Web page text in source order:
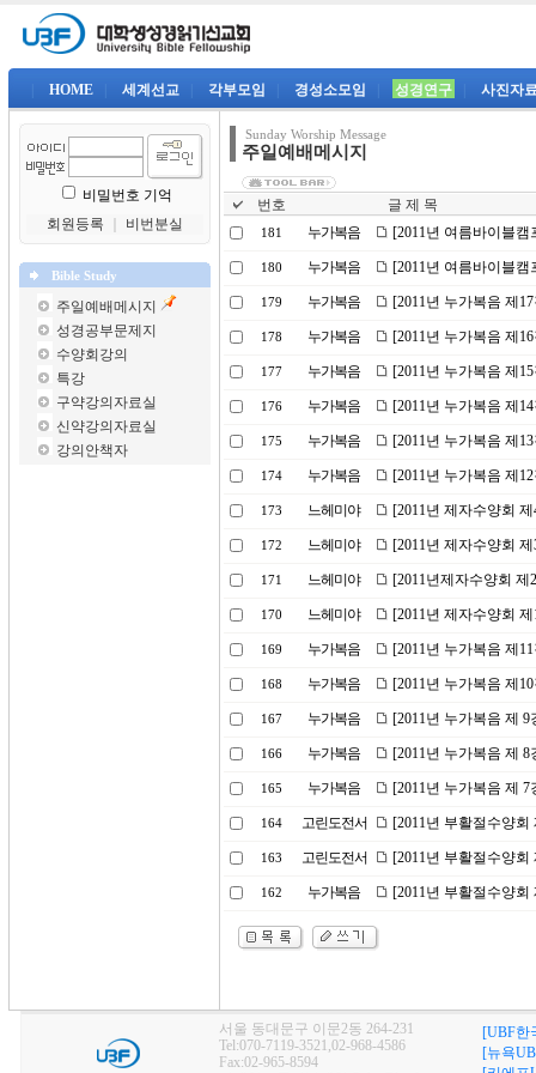
HOME 세계선교 각부모임 경성소모임 성경연구 사진자
비밀번호 기억
회원등록
비번분실
Bible Study
주일예배메시지
성경공부문제지
수양회강의
특강
구약강의자료실
신약강의자료실
강의안책자
Sunday Worship Message
주일예배메시지
번호 글 제 목
181 누가복음 [2011년 여름바이블
180 누가복음 [2011년 여름바이블
179 누가복음 [2011년 누가복음 제
178 누가복음 [2011년 누가복음 제
177 누가복음 [2011년 누가복음 제
176 누가복음 [2011년 누가복음 제
175 누가복음 [2011년 누가복음 제
174 누가복음 [2011년 누가복음 제
173 느헤미야 [2011년 제자수양회
172 느헤미야 [2011년 제자수양회
171 느헤미야 [2011년제자수양회
170 느헤미야 [2011년 제자수양회
169 누가복음 [2011년 누가복음 제
168 누가복음 [2011년 누가복음 제
167 누가복음 [2011년 누가복음 제
166 누가복음 [2011년 누가복음 제
165 누가복음 [2011년 누가복음 제
164 고린도전서 [2011년 부활절수양
163 고린도전서 [2011년 부활절수양
162 누가복음 [2011년 부활절수양
서울 동대문구 이문2동 264-231
Tel:070-7119-3521,02-968-4586
Fax:02-965-8594
[UBF한
[뉴욕